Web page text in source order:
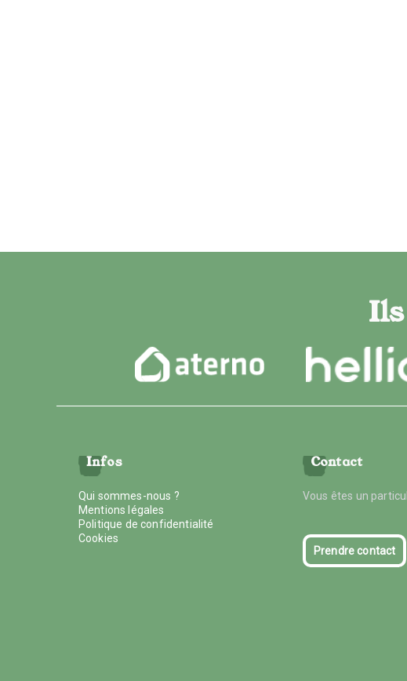
Infos
Qui sommes-nous ?
Mentions légales
Politique de confidentialité
Cookies
Contact
Vous êtes un
Prendre contact